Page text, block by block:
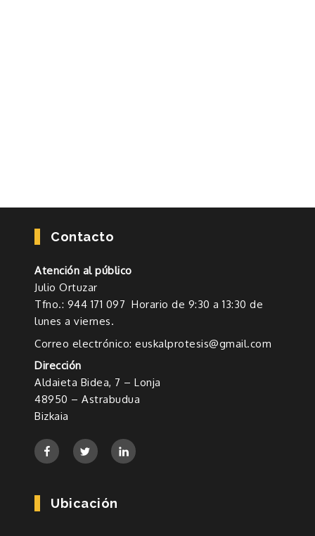
Contacto
Atención al público
Julio Ortuzar
Tfno.: 944 171 097 Horario de 9:30 a 13:30 de
lunes a viernes.
Correo electrónico: euskalprotesis@gmail.com
Dirección
Aldaieta Bidea, 7 – Lonja
48950 – Astrabudua
Bizkaia
Ubicación